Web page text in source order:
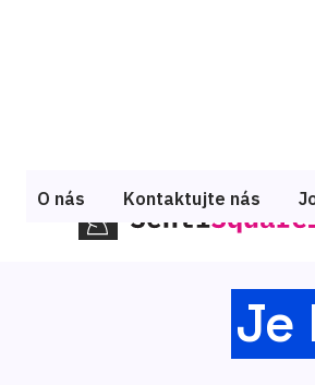
O nás Kontaktujte nás
Je